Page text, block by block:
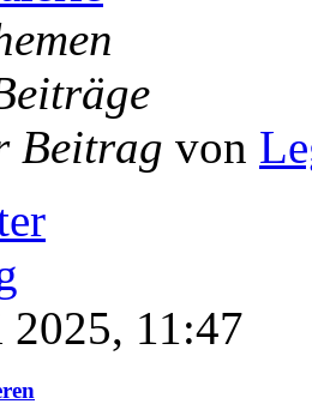
Beitrag von
2025, 11:47